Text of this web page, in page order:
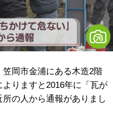
岡市金浦にある木造2階
りますと2016年に「瓦が
の人から通報がありまし